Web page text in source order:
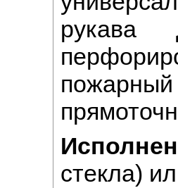
стекла)